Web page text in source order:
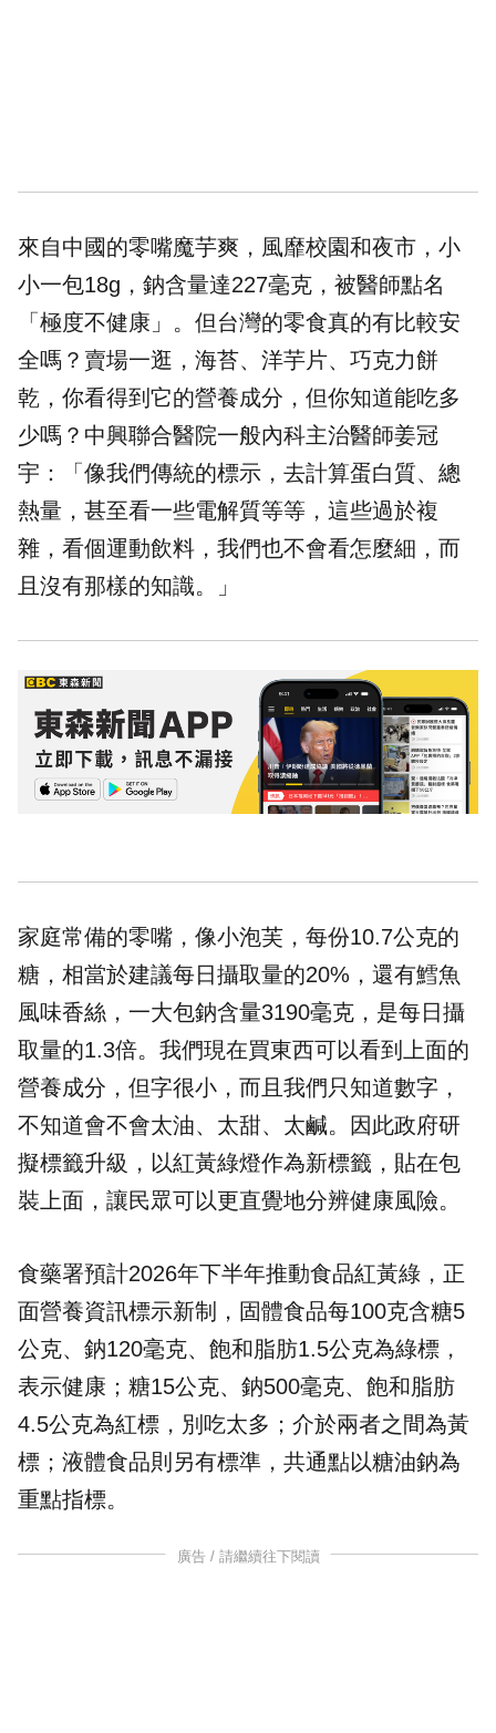
來自中國的零嘴魔芋爽，風靡校園和夜市，小
小一包18g，鈉含量達227毫克，被醫師點名
「極度不健康」。但台灣的零食真的有比較安
全嗎？賣場一逛，海苔、洋芋片、巧克力餅
乾，你看得到它的營養成分，但你知道能吃多
少嗎？中興聯合醫院一般內科主治醫師姜冠
宇：「像我們傳統的標示，去計算蛋白質、總
熱量，甚至看一些電解質等等，這些過於複
雜，看個運動飲料，我們也不會看怎麼細，而
且沒有那樣的知識。」
家庭常備的零嘴，像小泡芙，每份10.7公克的
糖，相當於建議每日攝取量的20%，還有鱈魚
風味香絲，一大包鈉含量3190毫克，是每日攝
取量的1.3倍。我們現在買東西可以看到上面的
營養成分，但字很小，而且我們只知道數字，
不知道會不會太油、太甜、太鹹。因此政府研
擬標籤升級，以紅黃綠燈作為新標籤，貼在包
裝上面，讓民眾可以更直覺地分辨健康風險。
食藥署預計2026年下半年推動食品紅黃綠，正
面營養資訊標示新制，固體食品每100克含糖5
公克、鈉120毫克、飽和脂肪1.5公克為綠標，
表示健康；糖15公克、鈉500毫克、飽和脂肪
4.5公克為紅標，別吃太多；介於兩者之間為黃
標；液體食品則另有標準，共通點以糖油鈉為
重點指標。
廣告 / 請繼續往下閱讀